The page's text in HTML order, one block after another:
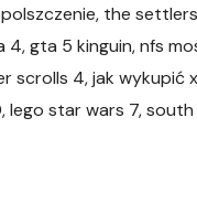
the
4, gta 5 kinguin, nfs
scrolls 4, jak wykupić
lego star wars 7,